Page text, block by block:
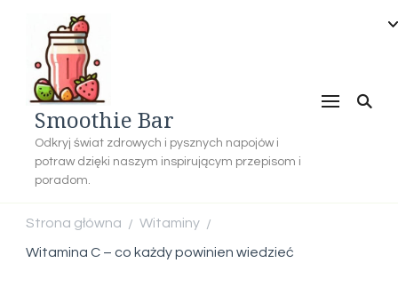
Smoothie Bar
Odkryj świat zdrowych i pysznych napojów i
potraw dzięki naszym inspirującym przepisom i
poradom.
Strona główna / Witaminy /
Witamina C – co każdy powinien wiedzieć